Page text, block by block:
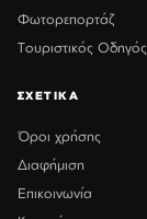
Φωτορεπορτάζ
Τουριστικός Οδηγός
ΣΧΕΤΙΚΑ
Όροι χρήσης
Διαφήμιση
Επικοινωνία